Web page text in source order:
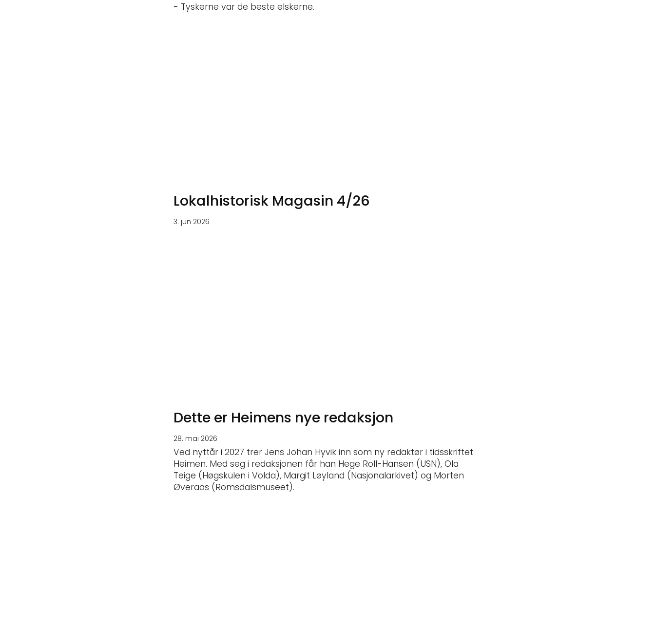
- Tyskerne var de beste elskerne.
Lokalhistorisk Magasin 4/26
3. jun 2026
Dette er Heimens nye redaksjon
28. mai 2026
Ved nyttår i 2027 trer Jens Johan Hyvik inn som ny redaktør i tidsskriftet
Heimen. Med seg i redaksjonen får han Hege Roll-Hansen (USN), Ola
Teige (Høgskulen i Volda), Margit Løyland (Nasjonalarkivet) og Morten
Øveraas (Romsdalsmuseet).